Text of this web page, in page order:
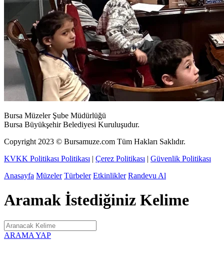
Bursa Müzeler Şube Müdürlüğü
Bursa Büyükşehir Belediyesi Kuruluşudur.
Copyright 2023 © Bursamuze.com Tüm Hakları Saklıdır.
KVKK Politikası Politikası | Çerez Politikası | Güvenlik Politikası
Anasayfa Müzeler Türbeler Etkinlikler Randevu Al
Aramak İstediğiniz Kelime
ARAMA YAP